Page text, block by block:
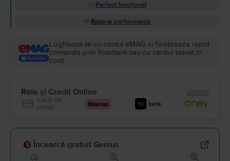
Perfect funcțional
Baterie performanta
Logheaza-te cu contul eMAG si finalizeaza rapid
comanda prin finantare sau cu cardul salvat in
cont.
Rate și Credit Online detalii
Card de
credit
Încearcă gratuit Genius